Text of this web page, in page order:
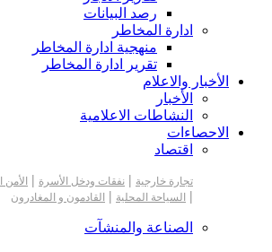
رصد البيانات
ادارة المخاطر
منهجية ادارة المخاطر
تقرير ادارة المخاطر
الأخبار والاعلام
الأخبار
النشاطات الاعلامية
الاحصاءات
اقتصاد
تجارة خارجية | نفقات ودخل الأسرة | الأمن
| السياحة المحلية | القادمون و المغادرون
الصناعة والمنشآت